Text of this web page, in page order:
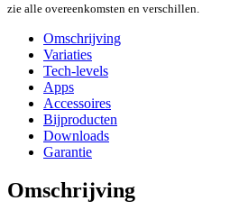
zie alle overeenkomsten en verschillen.
Omschrijving
Variaties
Tech-levels
Apps
Accessoires
Bijproducten
Downloads
Garantie
Omschrijving